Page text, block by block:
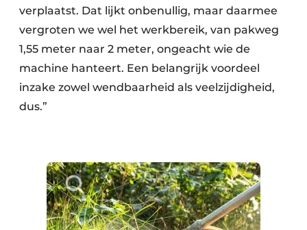
verplaatst. Dat lijkt onbenullig, maar daarmee
vergroten we wel het werkbereik, van pakweg
1,55 meter naar 2 meter, ongeacht wie de
machine hanteert. Een belangrijk voordeel
inzake zowel wendbaarheid als veelzijdigheid,
dus.”